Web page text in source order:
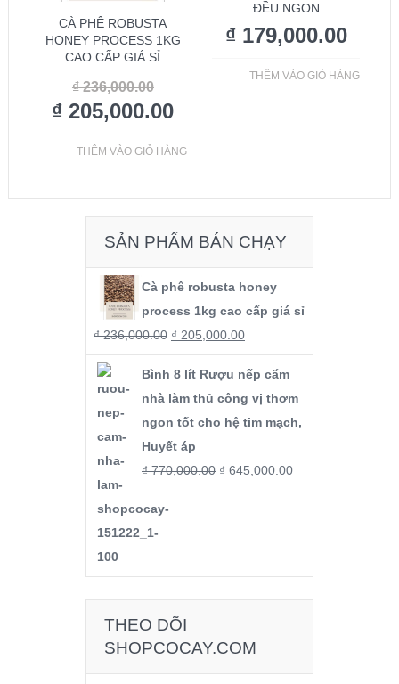
CÀ PHÊ ROBUSTA
HONEY PROCESS 1KG
CAO CẤP GIÁ SỈ
₫236,000.00
₫ 205,000.00
THÊM VÀO GIỎ HÀNG
ĐỀU NGON
₫179,000.00
THÊM VÀO GIỎ HÀNG
SẢN PHẨM BÁN CHẠY
Cà phê robusta honey
process 1kg cao cấp giá sỉ
₫236,000.00 ₫ 205,000.00
Bình 8 lít Rượu nếp cẩm
nhà làm thủ công vị thơm
ngon tốt cho hệ tim mạch,
Huyết áp
₫770,000.00 ₫ 645,000.00
THEO DÕI
SHOPCOCAY.COM